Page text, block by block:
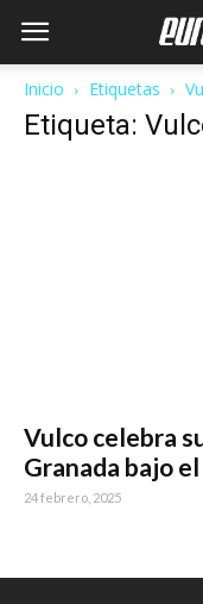
Inicio Etiquetas
Etiqueta:
Vulco celebra
Granada bajo el
24 febrero, 2025